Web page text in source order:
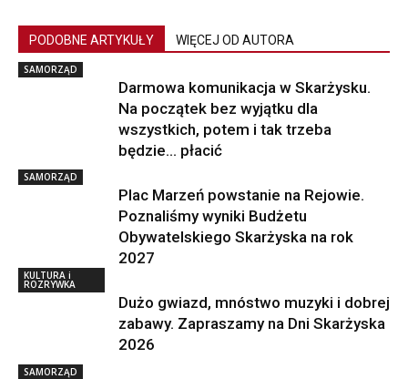
PODOBNE ARTYKUŁY WIĘCEJ OD AUTORA
SAMORZĄD
Darmowa komunikacja w Skarżysku.
Na początek bez wyjątku dla
wszystkich, potem i tak trzeba
będzie… płacić
SAMORZĄD
Plac Marzeń powstanie na Rejowie.
Poznaliśmy wyniki Budżetu
Obywatelskiego Skarżyska na rok
2027
KULTURA i
ROZRYWKA
Dużo gwiazd, mnóstwo muzyki i dobrej
zabawy. Zapraszamy na Dni Skarżyska
2026
SAMORZĄD